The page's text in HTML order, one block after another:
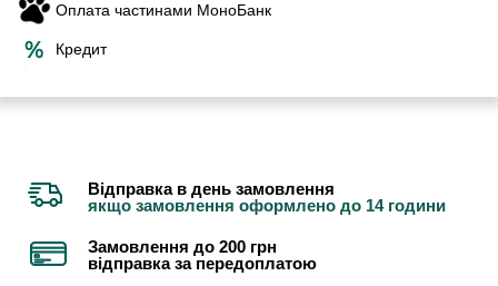
Оплата частинами МоноБанк
Кредит
Відправка в день замовлення
якщо замовлення оформлено до 14 години
Замовлення до 200 грн
відправка за передоплатою